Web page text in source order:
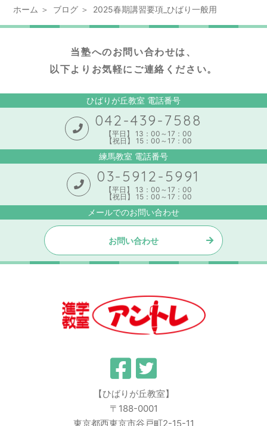
ホーム ブログ 2025春期講習要項_ひばり一般用
当塾へのお問い合わせは、
以下よりお気軽にご連絡ください。
ひばりが丘教室 電話番号
042-439-7588
【平日】 13：00～17：00
【祝日】 15：00～17：00
練馬教室 電話番号
03-5912-5991
【平日】 13：00～17：00
【祝日】 15：00～17：00
メールでのお問い合わせ
お問い合わせ
【ひばりが丘教室】
〒188-0001
東京都西東京市谷戸町2-15-11